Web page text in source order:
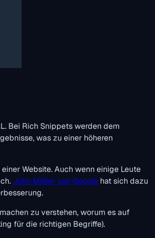
Bei Rich Snippets werden dem
was zu einer höheren
Website. Auch wenn einige Leute
John Müller von Google hat sich dazu
zu verstehen, worum es auf
für die richtigen Begriffe).